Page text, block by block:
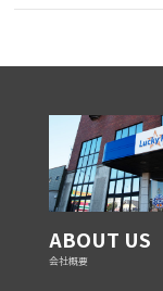
ABOUT US
会社概要